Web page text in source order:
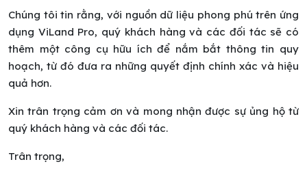
Chúng tôi tin rằng, với nguồn dữ liệu phong phú trên ứng
dụng ViLand Pro, quý khách hàng và các đối tác sẽ có
thêm một công cụ hữu ích để nắm bắt thông tin quy
hoạch, từ đó đưa ra những quyết định chính xác và hiệu
quả hơn.
Xin trân trọng cảm ơn và mong nhận được sự ủng hộ từ
quý khách hàng và các đối tác.
Trân trọng,